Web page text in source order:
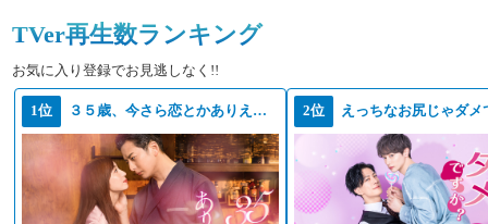
TVer再生数ランキング
お気に入り登録でお見逃しなく!!
1位 ３５歳、今さら恋とかありえない 2位 えっちなお尻じゃダメ